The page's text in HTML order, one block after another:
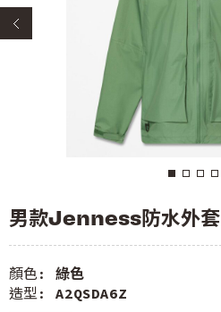
男款Jenness防水外套
顏色: 綠色
造型: A2QSDA6Z